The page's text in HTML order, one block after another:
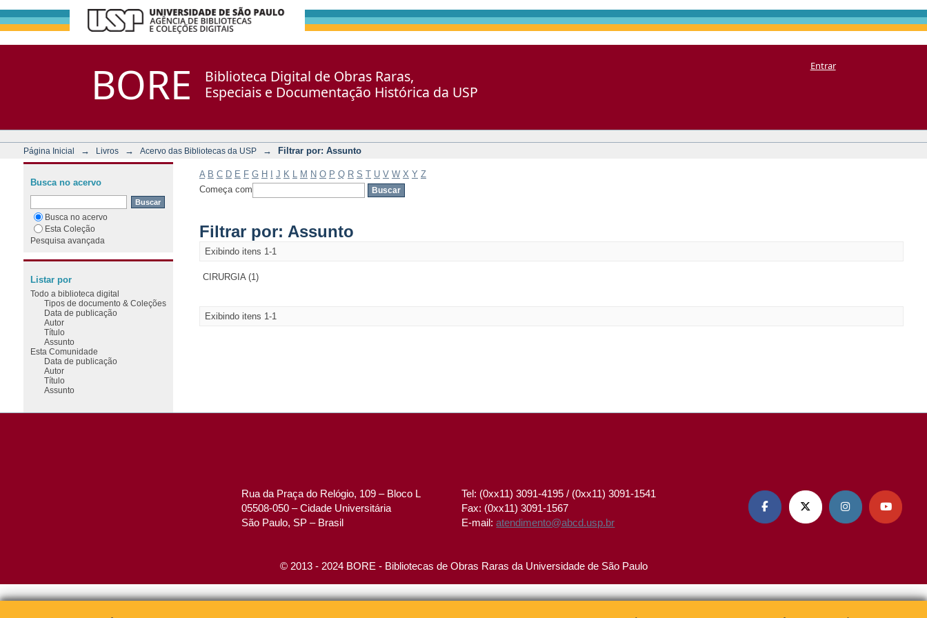
BORE
Biblioteca Digital de Obras Raras,
Especiais e Documentação Histórica da USP
Entrar
Página Inicial → Livros → Acervo das Bibliotecas da USP → Filtrar por: Assunto
A B C D E F G H J K M N O P Q R S T U V W X Y Z
Começa com
Filtrar por: Assunto
Exibindo itens 1-1
CIRURGIA (1)
Exibindo itens 1-1
Busca no acervo
Busca no acervo
Esta Coleção
Pesquisa avançada
Listar por
Todo a biblioteca digital
Tipos de documento & Coleções
Data de publicação
Autor
Título
Assunto
Esta Comunidade
Data de publicação
Autor
Título
Assunto
Rua da Praça do Relógio, 109 – Bloco L
05508-050 – Cidade Universitária
São Paulo, SP – Brasil
Tel: (0xx11) 3091-4195 / (0xx11) 3091-1541
Fax: (0xx11) 3091-1567
E-mail:atendimento@abcd.usp.br
   
© 2013 - 2024 BORE - Bibliotecas de Obras Raras da Universidade de São Paulo